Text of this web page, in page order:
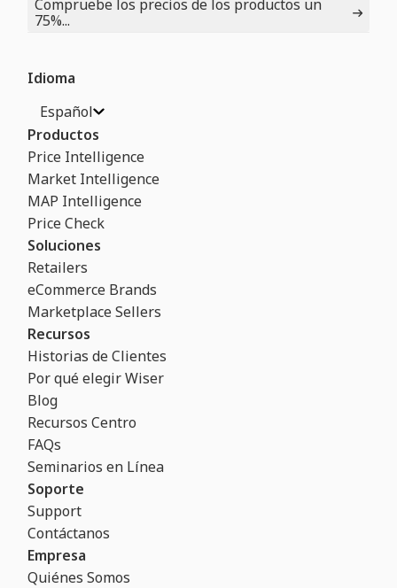
Compruebe los precios de los productos un
75%...
Idioma
Español
Productos
Price Intelligence
Market Intelligence
MAP Intelligence
Price Check
Soluciones
Retailers
eCommerce Brands
Marketplace Sellers
Recursos
Historias de Clientes
Por qué elegir Wiser
Blog
Recursos Centro
FAQs
Seminarios en Línea
Soporte
Support
Contáctanos
Empresa
Quiénes Somos